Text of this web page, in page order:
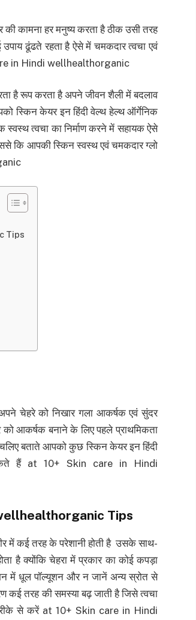
कामना हर मनुष्य करता है ठीक उसी तरह
ढूंढते रहता है ऐसे में चमकदार त्वचा एवं
in Hindi wellhealthorganic
है रूप करता है अपने जीवन शैली में बदलाव
स्किन केयर इन हिंदी वेल्थ हेल्थ ऑर्गेनिक
त्वचा का निर्माण करने में सहायक ऐसे
कि आपकी स्किन स्वस्थ एवं चमकदार ग्लो
Tips
चेहरे को निखार गला आकर्षक एवं सुंदर
आकर्षक बनाने के लिए पहले प्राथमिकता
बताते आपको कुछ स्किन केयर इन हिंदी
हैं at 10+ Skin care in Hindi
wellhealthorganic Tips
में कई तरह के परेशानी होती है उसके साथ-
है क्योंकि चेहरा में प्रकार का कोई कपड़ा
में धूल पॉल्यूशन और न जानें अन्य स्रोत से
कई तरह की समस्या बढ़ जाती है जिसे त्वचा
से करें at 10+ Skin care in Hindi